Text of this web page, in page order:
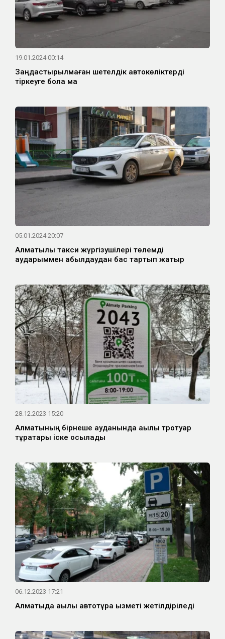
19.01.2024 00:14
Заңдастырылмаған шетелдік автокөліктерді
тіркеуге бола ма
05.01.2024 20:07
Алматылық такси жүргізушілері төлемді
аударыммен қабылдаудан бас тартып жатыр
28.12.2023 15:20
Алматының бірнеше ауданында ақылы тротуар
тұрақтары іске қосылады
06.12.2023 17:21
Алматыда ақылы автотұрақ қызметі жетілдіріледі